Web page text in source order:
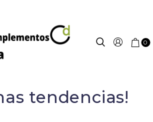
0
tendencias!